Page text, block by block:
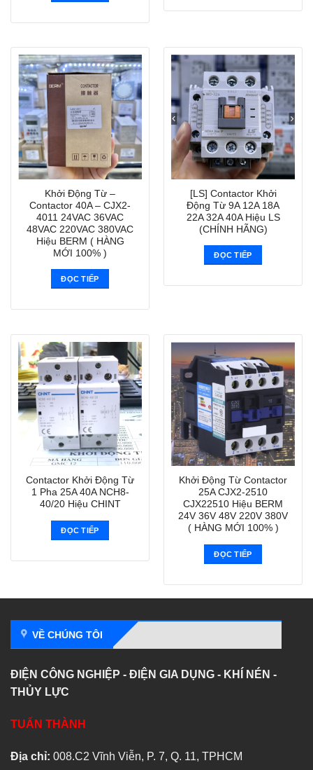
Khởi Động Từ –
Contactor 40A – CJX2-
4011 24VAC 36VAC
48VAC 220VAC 380VAC
Hiệu BERM ( HÀNG
MỚI 100% )
ĐỌC TIẾP
[LS] Contactor Khởi
Động Từ 9A 12A 18A
22A 32A 40A Hiệu LS
(CHÍNH HÃNG)
ĐỌC TIẾP
Contactor Khởi Động Từ
1 Pha 25A 40A NCH8-
40/20 Hiệu CHINT
ĐỌC TIẾP
Khởi Động Từ Contactor
25A CJX2-2510
CJX22510 Hiệu BERM
24V 36V 48V 220V 380V
( HÀNG MỚI 100% )
ĐỌC TIẾP
VỀ CHÚNG TÔI
ĐIỆN CÔNG NGHIỆP - ĐIỆN GIA DỤNG - KHÍ NÉN -
THỦY LỰC
TUẤN THÀNH
Địa chỉ: 008.C2 Vĩnh Viễn, P. 7, Q. 11, TPHCM